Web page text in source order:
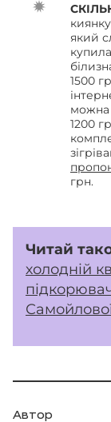
який
1500
можна
1200
грн.
Читай
холодній
Автор